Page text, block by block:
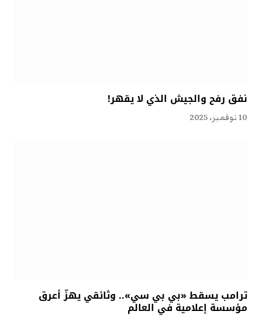
نفق رفح والجيش الذي لا يقهر!
10 نوفمبر، 2025
ترامب يسقط «بي بي سي».. وثائقي يهزّ أعرق
مؤسسة إعلامية في العالم